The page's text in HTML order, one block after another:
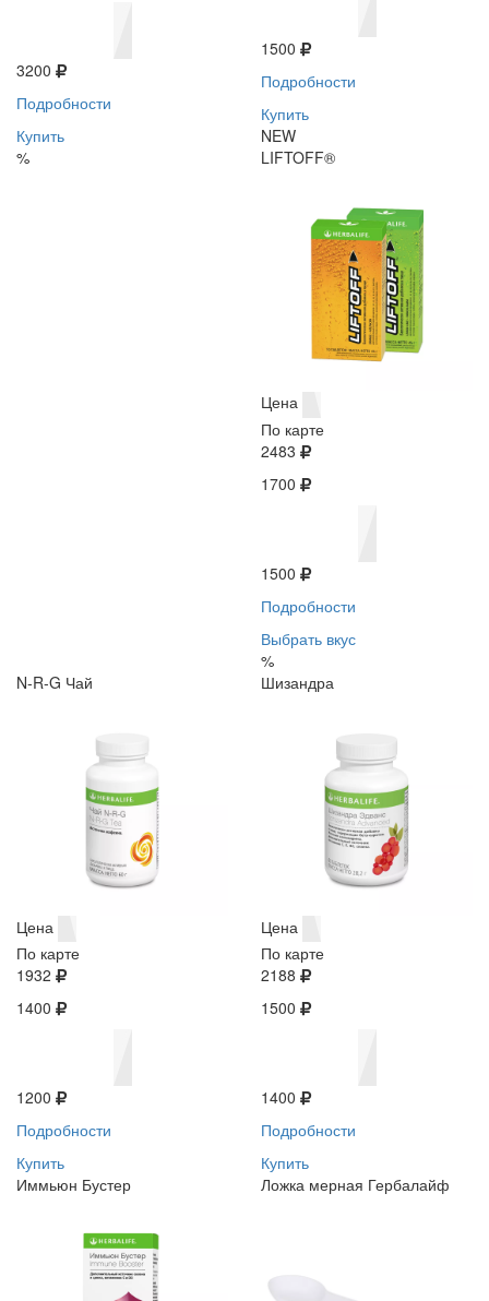
3200
Подробности
Купить
%
1500
Подробности
Купить
NEW
LIFTOFF®
Цена
По карте
2483
1700
1500
Подробности
Выбрать вкус
%
N-R-G Чай
Цена
По карте
1932
1400
1200
Подробности
Купить
Шизандра
Цена
По карте
2188
1500
1400
Подробности
Купить
Иммьюн Бустер
Ложка мерная Гербалайф